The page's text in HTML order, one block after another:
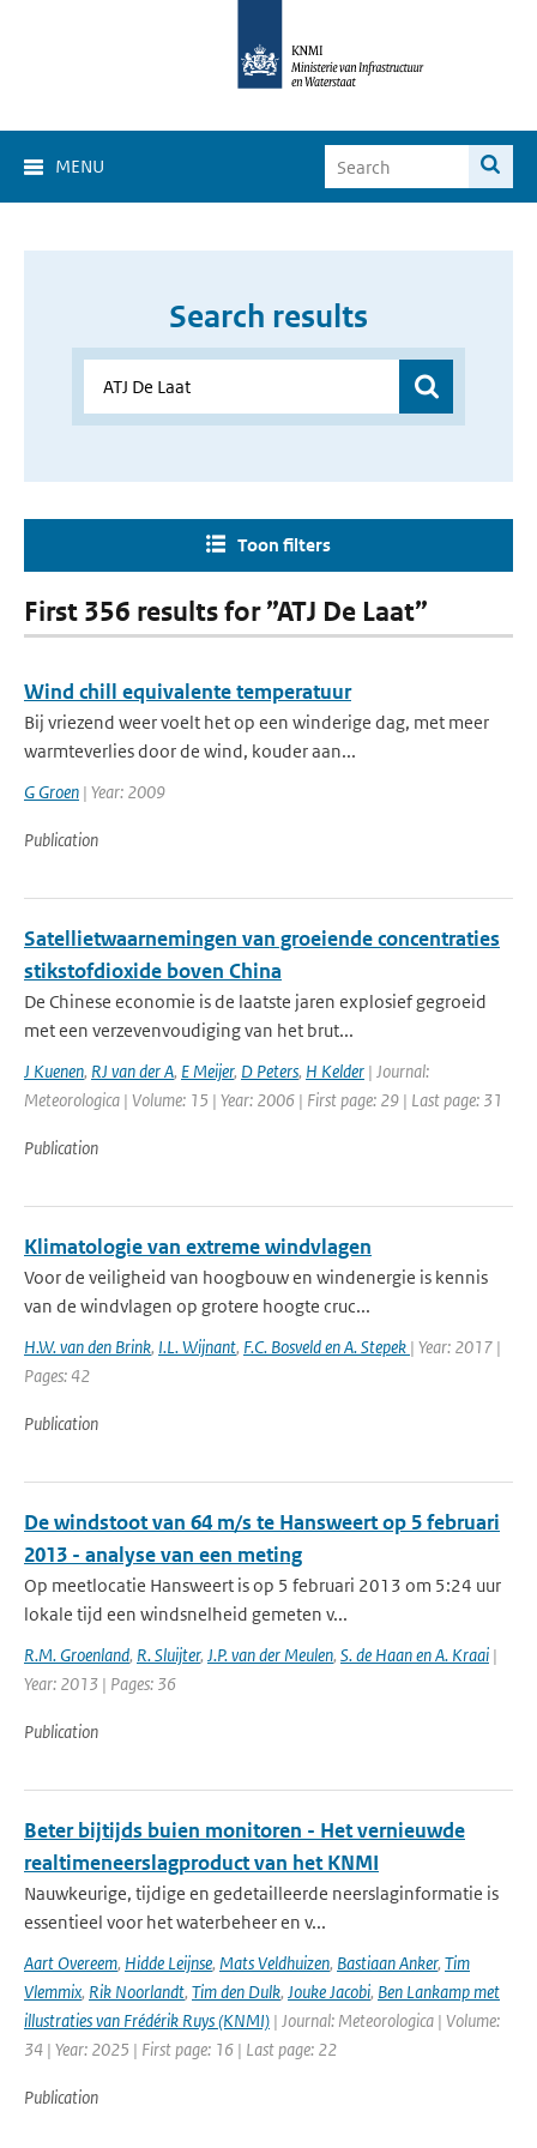
MENU
Search results
Toon filters
First 356 results for ”ATJ De Laat”
Wind chill equivalente temperatuur
Bij vriezend weer voelt het op een winderige dag, met meer
warmteverlies door de wind, kouder aan...
G Groen | Year: 2009
Publication
Satellietwaarnemingen van groeiende concentraties
stikstofdioxide boven China
De Chinese economie is de laatste jaren explosief gegroeid
met een verzevenvoudiging van het brut...
J Kuenen, RJ van der A, E Meijer, D Peters, H Kelder | Journal:
Meteorologica | Volume: 15 | Year: 2006 | First page: 29 | Last page: 31
Publication
Klimatologie van extreme windvlagen
Voor de veiligheid van hoogbouw en windenergie is kennis
van de windvlagen op grotere hoogte cruc...
H.W. van den Brink, I.L. Wijnant, F.C. Bosveld en A. Stepek | Year: 2017 |
Pages: 42
Publication
De windstoot van 64 m/s te Hansweert op 5 februari
2013 - analyse van een meting
Op meetlocatie Hansweert is op 5 februari 2013 om 5:24 uur
lokale tijd een windsnelheid gemeten v...
R.M. Groenland, R. Sluijter, J.P. van der Meulen, S. de Haan en A. Kraai |
Year: 2013 | Pages: 36
Publication
Beter bijtijds buien monitoren - Het vernieuwde
realtimeneerslagproduct van het KNMI
Nauwkeurige, tijdige en gedetailleerde neerslaginformatie is
essentieel voor het waterbeheer en v...
Aart Overeem, Hidde Leijnse, Mats Veldhuizen, Bastiaan Anker, Tim
Vlemmix, Rik Noorlandt, Tim den Dulk, Jouke Jacobi, Ben Lankamp met
illustraties van Frédérik Ruys (KNMI) | Journal: Meteorologica | Volume:
34 | Year: 2025 | First page: 16 | Last page: 22
Publication